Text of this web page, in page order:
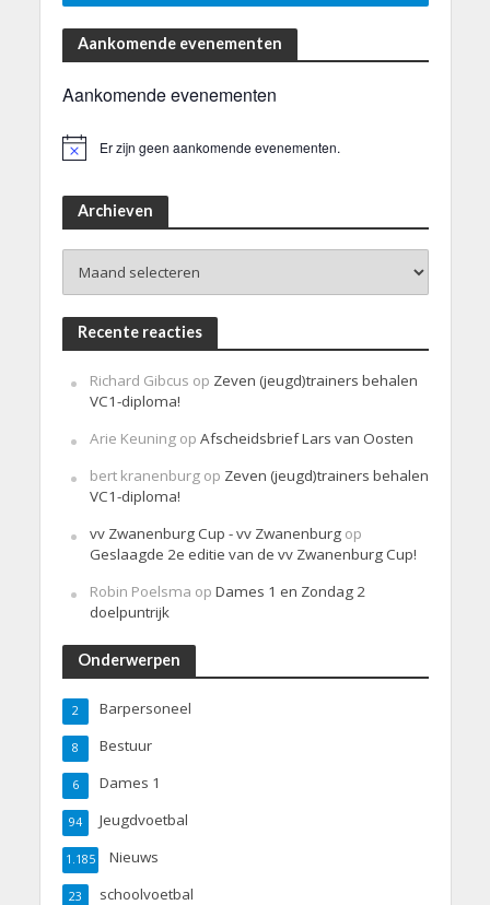
Aankomende evenementen
Aankomende evenementen
Er zijn geen aankomende evenementen.
Archieven
Recente reacties
Richard Gibcus op Zeven (jeugd)trainers behalen
VC1-diploma!
Arie Keuningop Afscheidsbrief Lars van Oosten
bert kranenburgop Zeven (jeugd)trainers behalen
VC1-diploma!
vv Zwanenburg Cup - vv Zwanenburgop
Geslaagde 2e editie van de vv Zwanenburg Cup!
Robin Poelsma op Dames 1 en Zondag 2
doelpuntrijk
Onderwerpen
Barpersoneel
2
Bestuur
8
Dames 1
6
Jeugdvoetbal
94
Nieuws
1.185
schoolvoetbal
23